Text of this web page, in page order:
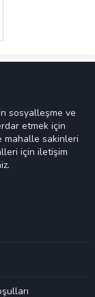
sosyalleşme ve
etmek için
mahalle sakinleri
için iletişim